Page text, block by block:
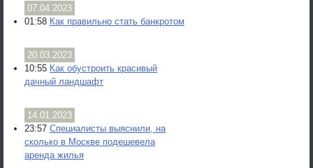
07.04.2023
01:58 Как правильно стать банкротом
20.03.2023
10:55 Как обустроить красивый
дачный ландшафт
14.01.2023
23:57 Специалисты выяснили, на
сколько в Москве подешевела
аренда жилья